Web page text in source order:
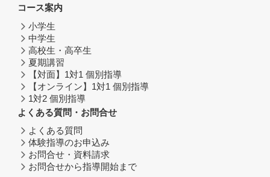
コース案内
小学生
中学生
高校生・高卒生
夏期講習
【対面】1対1 個別指導
【オンライン】1対1 個別指導
1対2 個別指導
よくある質問・お問合せ
よくある質問
体験指導のお申込み
お問合せ・資料請求
お問合せから指導開始まで